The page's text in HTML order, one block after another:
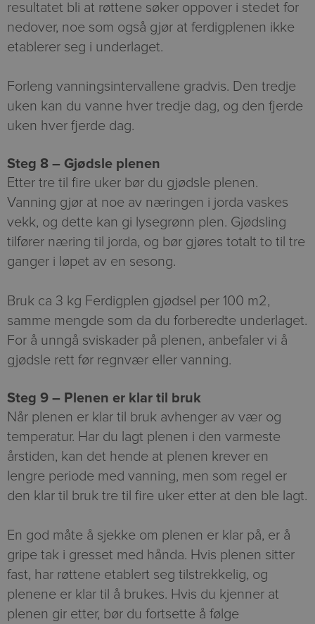
resultatet bli at røttene søker oppover i stedet for
nedover, noe som også gjør at ferdigplenen ikke
etablerer seg i underlaget.
Forleng vanningsintervallene gradvis. Den tredje
uken kan du vanne hver tredje dag, og den fjerde
uken hver fjerde dag.
Steg 8 – Gjødsle plenen
Etter tre til fire uker bør du gjødsle plenen.
Vanning gjør at noe av næringen i jorda vaskes
vekk, og dette kan gi lysegrønn plen. Gjødsling
tilfører næring til jorda, og bør gjøres totalt to til tre
ganger i løpet av en sesong.
Bruk ca 3 kg Ferdigplen gjødsel per 100 m2,
samme mengde som da du forberedte underlaget.
For å unngå sviskader på plenen, anbefaler vi å
gjødsle rett før regnvær eller vanning.
Steg 9 – Plenen er klar til bruk
Når plenen er klar til bruk avhenger av vær og
temperatur. Har du lagt plenen i den varmeste
årstiden, kan det hende at plenen krever en
lengre periode med vanning, men som regel er
den klar til bruk tre til fire uker etter at den ble lagt.
En god måte å sjekke om plenen er klar på, er å
gripe tak i gresset med hånda. Hvis plenen sitter
fast, har røttene etablert seg tilstrekkelig, og
plenene er klar til å brukes. Hvis du kjenner at
plenen gir etter, bør du fortsette å følge